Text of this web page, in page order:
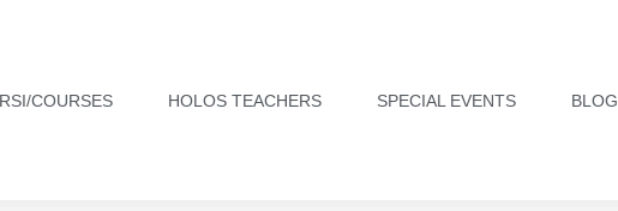
COURSES HOLOS TEACHERS SPECIAL EVENTS BLOG